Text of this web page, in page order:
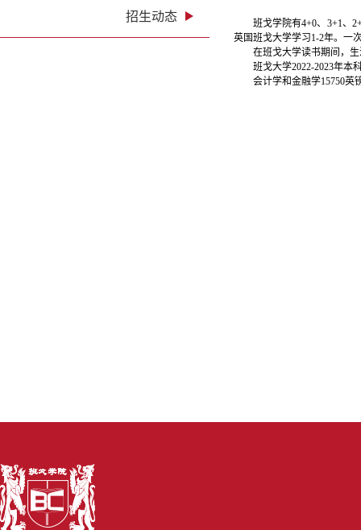
招生动态
班戈学院有4+0、3+1、
英国班戈大学学习1-2年。一
在班戈大学读书期间，生
班戈大学2022-2023年本
会计学和金融学15750英镑